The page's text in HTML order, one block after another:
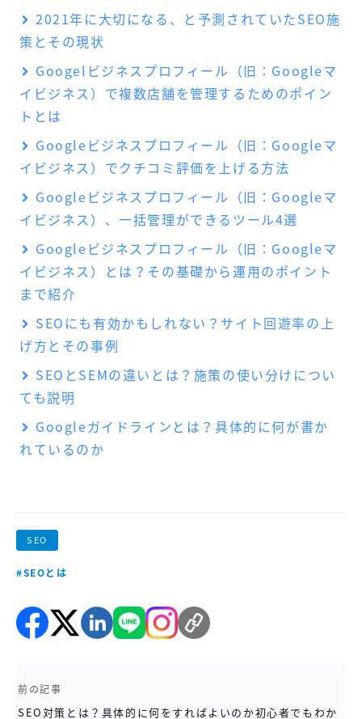
SEO
#SEOとは
前の記事
SEO対策とは？具体的に何をすればよいのか初心者でもわか
2021年に大切になる、と予測されていたSEO施
策とその現状
Googelビジネスプロフィール（旧：Googleマ
イビジネス）で複数店舗を管理するためのポイン
トとは
Googleビジネスプロフィール（旧：Googleマ
イビジネス）でクチコミ評価を上げる方法
Googleビジネスプロフィール（旧：Googleマ
イビジネス）、一括管理ができるツール4選
Googleビジネスプロフィール（旧：Googleマ
イビジネス）とは？その基礎から運用のポイント
まで紹介
SEOにも有効かもしれない？サイト回遊率の上
げ方とその事例
SEOとSEMの違いとは？施策の使い分けについ
ても説明
Googleガイドラインとは？具体的に何が書か
れているのか